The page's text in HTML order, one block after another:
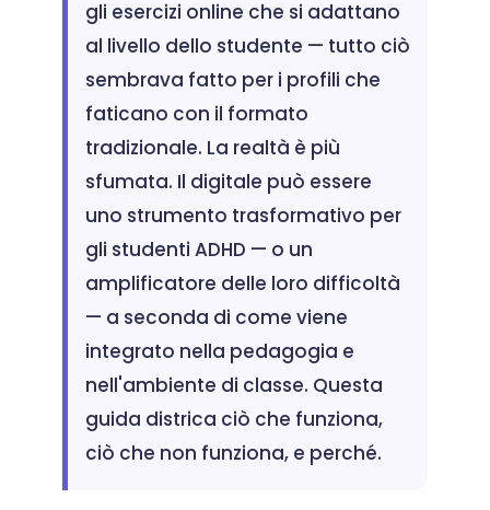
gli esercizi online che si adattano
al livello dello studente — tutto ciò
sembrava fatto per i profili che
faticano con il formato
tradizionale. La realtà è più
sfumata. Il digitale può essere
uno strumento trasformativo per
gli studenti ADHD — o un
amplificatore delle loro difficoltà
— a seconda di come viene
integrato nella pedagogia e
nell'ambiente di classe. Questa
guida districa ciò che funziona,
ciò che non funziona, e perché.